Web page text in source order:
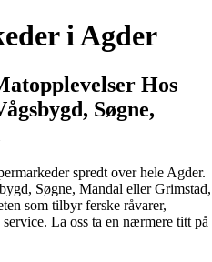
i Agder
Hos
Søgne,
spredt over hele Agder.
Søgne, Mandal eller Grimstad,
som tilbyr ferske råvarer,
La oss ta en nærmere titt på